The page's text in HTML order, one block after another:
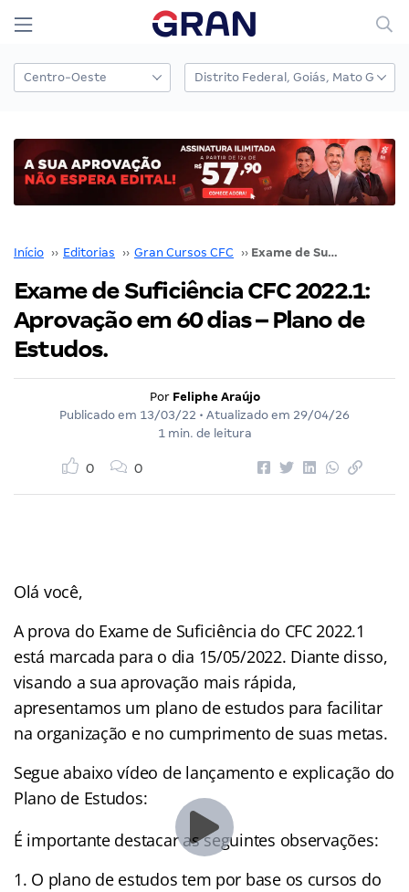
Início ›› Editorias ›› Gran Cursos CFC ›› Exame de Suficiência CFC 2022.1: Aprovação em 60 dias – Plano de Estudos.
Exame de Suficiência CFC 2022.1:
Aprovação em 60 dias – Plano de
Estudos.
Por Feliphe Araújo
Publicado em 13/03/22 • Atualizado em 29/04/26
1 min. de leitura
0 0
Olá você,
A prova do Exame de Suficiência do CFC 2022.1
está marcada para o dia 15/05/2022. Diante disso,
visando a sua aprovação mais rápida,
apresentamos um plano de estudos para facilitar
na organização e no cumprimento de suas metas.
Segue abaixo vídeo de lançamento e explicação do
Plano de Estudos:
É importante destacar as seguintes observações:
1. O plano de estudos tem por base os cursos do